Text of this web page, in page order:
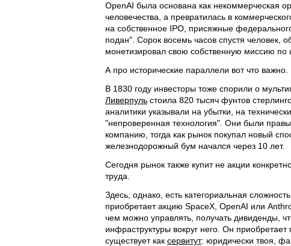
OpenAI была основана как некоммерческая
человечества, а превратилась в
на собственное IPO, присяжные
подан". Сорок восемь часов спустя человек,
монетизировал свою собственную миссию по
А про исторические параллели вот что важно.
В 1830 году инвесторы тоже спорили о
Ливерпуль стоила 820 тысяч фунтов
аналитики указывали на убытки, на
"непроверенная технология". Они были
компанию, тогда как рынок покупал новый
железнодорожный бум начался через 10 лет.
Сегодня рынок также купит не акции
труда.
Здесь, однако, есть категориальная
приобретает акцию SpaceX, OpenAI или
чем можно управлять, получать дивиденды,
инфраструктуры вокруг него. Он
существует как сервитут: юридически твоя,